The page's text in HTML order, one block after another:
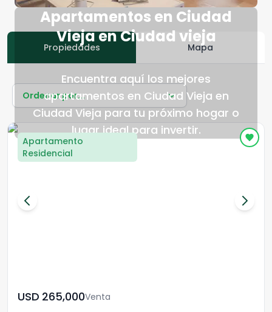
Apartamentos en Ciudad
Vieja en Ciudad vieja
Encuentra aquí los mejores
apartamentos en Ciudad Vieja en
Ciudad Vieja para tu próximo hogar o
lugar ideal para invertir.
Propiedades Mapa
Ordenar por...
Apartamento
Residencial
USD	265,000Venta